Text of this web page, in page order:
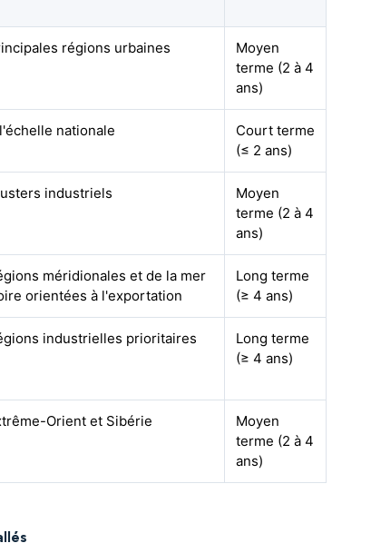
régions urbaines
Moyen
terme (2 à 4
ans)
nationale
Court terme
(≤ 2 ans)
industriels
Moyen
terme (2 à 4
ans)
méridionales et de la mer
orientées à l'exportation
Long terme
(≥ 4 ans)
industrielles prioritaires
Long terme
(≥ 4 ans)
Orient et Sibérie
Moyen
terme (2 à 4
ans)